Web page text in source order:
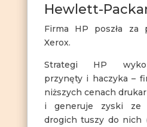
Hewlett-
Firma HP poszła za
Xerox.
Strategi HP
przynęty i haczyka –
niższych cenach
i generuje zyski ze
drogich tuszy do nich